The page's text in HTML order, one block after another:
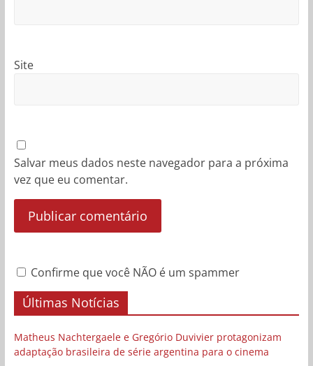
Site
Salvar meus dados neste navegador para a próxima
vez que eu comentar.
Confirme que você NÃO é um spammer
Últimas Notícias
Matheus Nachtergaele e Gregório Duvivier protagonizam
adaptação brasileira de série argentina para o cinema